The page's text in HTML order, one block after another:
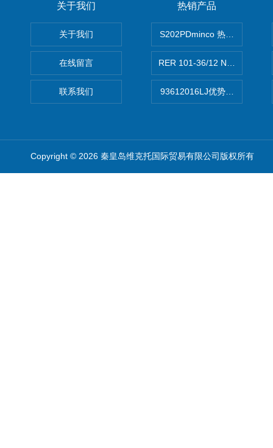
关于我们
关于我们
在线留言
联系我们
热销产品
S202PDminco 热电阻
RER 101-36/12 NHH离心
93612016LJ优势供应美国
Copyright © 2026 秦皇岛维克托国际贸易有限公司版权所有